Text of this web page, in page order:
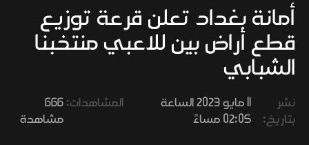
ثقافة
وفنون
أمانة بغداد تعلن قرعة توزيع
قطع أراض بين للاعبي منتخبنا
الشبابي
نشر
بتاريخ:
11 مايو 2023 الساعة
02:05 مساءً
المشاهدات:666
مشاهدة